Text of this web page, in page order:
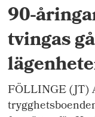
90-
tvingas
FÖLLINGE (JT)